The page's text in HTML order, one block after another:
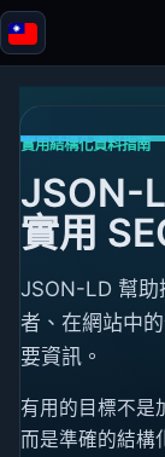
Blazor
工具
測試與評測
實用結構化資料指南
JSON-
實用
JSON-LD 幫助
者、在網站中
要資訊。
有用的目標不是
而是準確的結構